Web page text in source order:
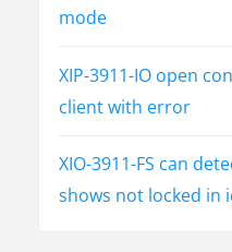
mode
XIP-3911-IO open
client with error
XIO-3911-FS can
shows not locked in